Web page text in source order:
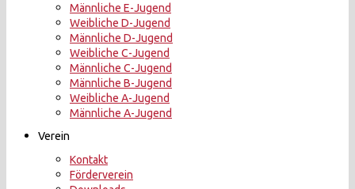
Männliche E-Jugend
Weibliche D-Jugend
Männliche D-Jugend
Weibliche C-Jugend
Männliche C-Jugend
Männliche B-Jugend
Weibliche A-Jugend
Männliche A-Jugend
Verein
Kontakt
Förderverein